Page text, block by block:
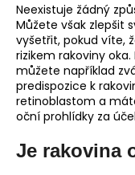
Neexistuje žádný
Můžete však zlepšit
vyšetřit, pokud víte,
rizikem rakoviny
můžete například
predispozice k
retinoblastom a
oční prohlídky za
Je rakovina